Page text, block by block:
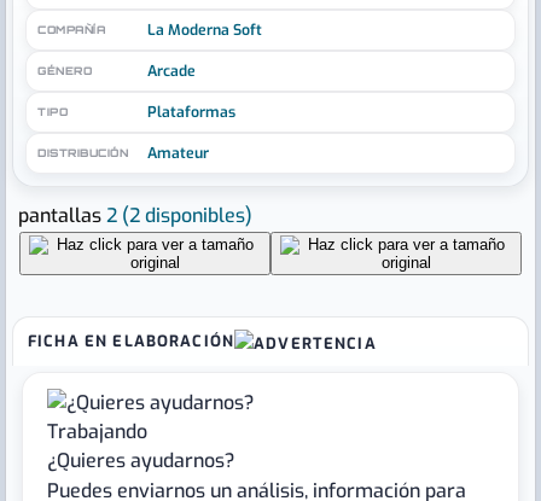
pantallas2 (2 disponibles)
FICHA EN ELABORACIÓN
Trabajando
¿Quieres ayudarnos?
Puedes enviarnos un análisis, información para
COMPAÑÍA La Moderna Soft
GÉNERO Arcade
TIPO Plataformas
DISTRIBUCIÓN Amateur